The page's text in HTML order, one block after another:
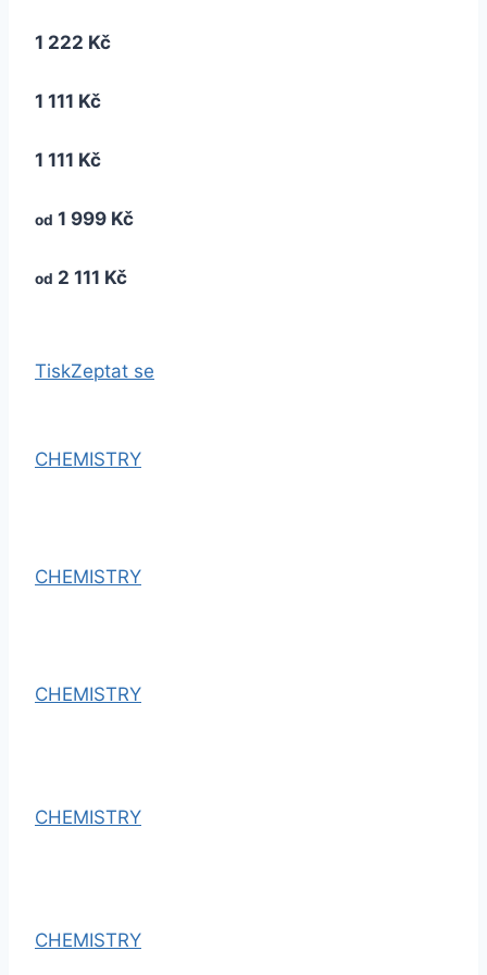
1 222 Kč
1 111 Kč
1 111 Kč
od 1 999 Kč
od 2 111 Kč
TiskZeptat se
CHEMISTRY
CHEMISTRY
CHEMISTRY
CHEMISTRY
CHEMISTRY